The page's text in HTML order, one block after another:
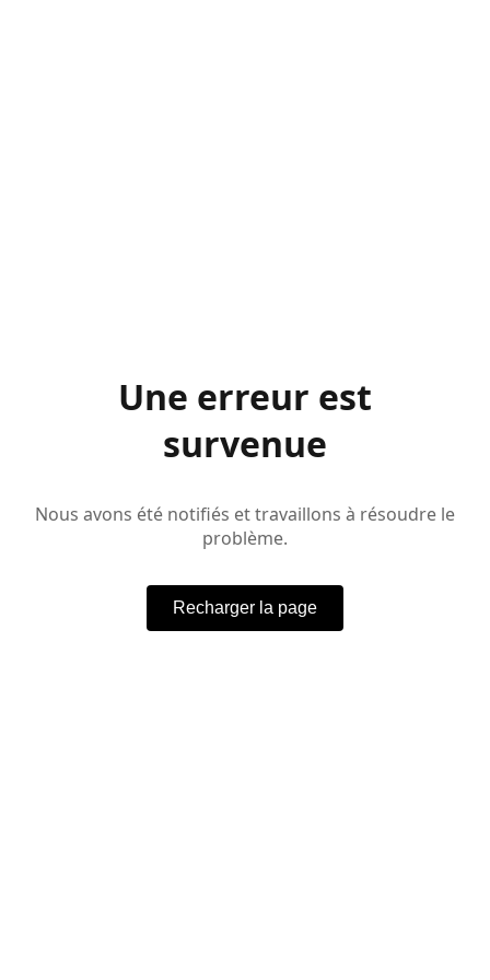
Une erreur est
survenue
Nous avons été notifiés et travaillons à résoudre le
problème.
Recharger la page